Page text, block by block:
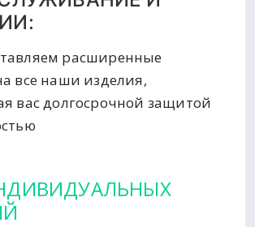
расширенные
все наши изделия,
вас долгосрочной защитой